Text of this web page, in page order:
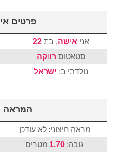
פרטים
אני אישה, בת 22
סטאטוס רווקה
נולדתי ב: ישראל
המראה
מראה חיצוני: לא עודכן
גובה: 1.70 מטרים